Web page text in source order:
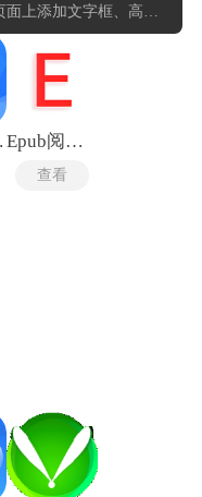
上添加文字框、高亮
位置。菜单提供页面管
个PDF文件。表单填
部分免费编辑pdf软件
新文件，导出时保留
数、添加水印或关闭
足。
Epub阅读器
查看